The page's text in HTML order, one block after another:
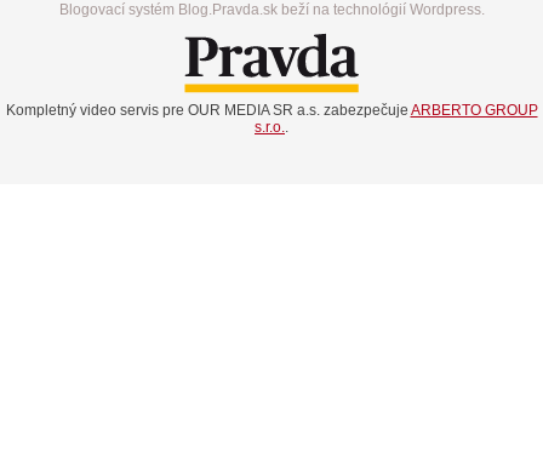
Blogovací systém Blog.Pravda.sk beží na technológií Wordpress.
Kompletný video servis pre OUR MEDIA SR a.s. zabezpečuje ARBERTO GROUP
s.r.o..